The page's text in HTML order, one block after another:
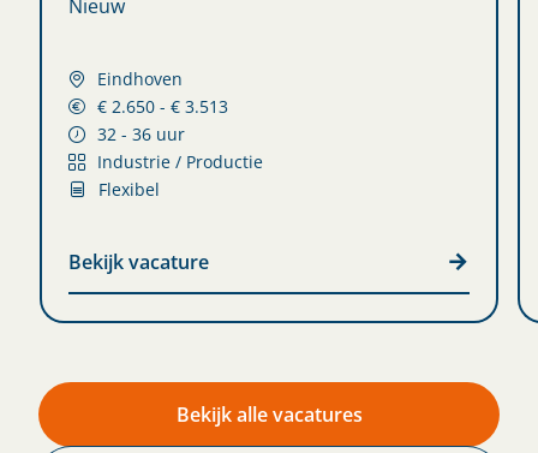
Nieuw
Eindhoven
€ 2.650 - € 3.513
32 - 36 uur
Industrie / Productie
Flexibel
Bekijk vacature
Bekijk alle vacatures